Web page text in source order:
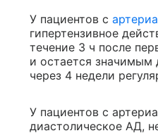
У пациентов с
гипертензивное
течение 3 ч после
и остается значимым
через 4 недели
У пациентов с
диастолическое АД,